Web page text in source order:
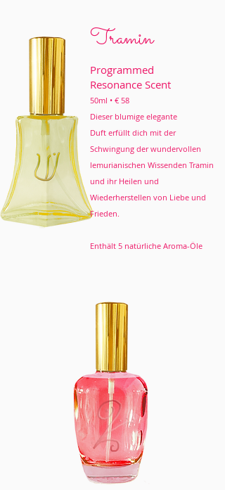
Tramin
Programmed
Resonance Scent
50ml • € 58
Dieser blumige elegante
Duft erfüllt dich mit der
Schwingung der wundervollen
lemurianischen Wissenden Tramin
und ihr Heilen und
Wiederherstellen von Liebe und
Frieden.
Enthält 5 natürliche Aroma-Öle